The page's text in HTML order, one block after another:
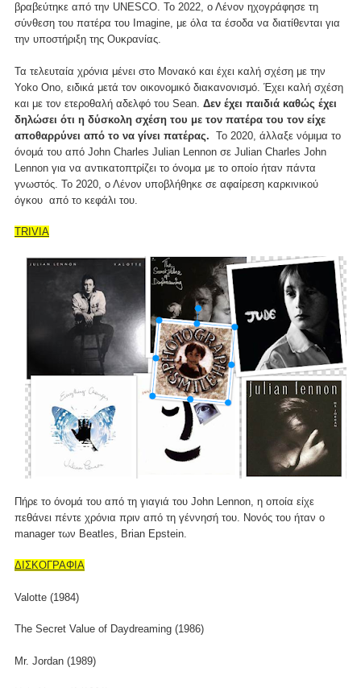
βραβεύτηκε από την UNESCO. Το 2022, ο Λένον ηχογράφησε τη
σύνθεση του πατέρα του Imagine, με όλα τα έσοδα να διατίθενται για
την υποστήριξη της Ουκρανίας.
Τα τελευταία χρόνια μένει στο Μονακό και έχει καλή σχέση με την
Yoko Ono, ειδικά μετά τον οικονομικό διακανονισμό. Έχει καλή σχέση
και με τον ετεροθαλή αδελφό του Sean. Δεν έχει παιδιά καθώς έχει
δηλώσει ότι η δύσκολη σχέση του με τον πατέρα του τον είχε
αποθαρρύνει από το να γίνει πατέρας. Το 2020, άλλαξε νόμιμα το
όνομά του από John Charles Julian Lennon σε Julian Charles John
Lennon για να αντικατοπτρίζει το όνομα με το οποίο ήταν πάντα
γνωστός. Το 2020, ο Λένον υποβλήθηκε σε αφαίρεση καρκινικού
όγκου από το κεφάλι του.
TRIVIA
Πήρε το όνομά του από τη γιαγιά του John Lennon, η οποία είχε
πεθάνει πέντε χρόνια πριν από τη γέννησή του. Νονός του ήταν ο
manager των Beatles, Brian Epstein.
ΔΙΣΚΟΓΡΑΦΙΑ
Valotte (1984)
The Secret Value of Daydreaming (1986)
Mr. Jordan (1989)